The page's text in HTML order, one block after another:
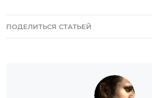
ПОДЕЛИТЬСЯ СТАТЬЕЙ